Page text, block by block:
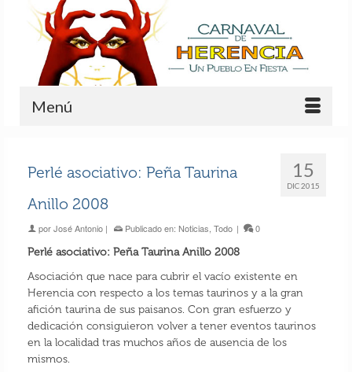
Menú
15
DIC 2015
Perlé asociativo: Peña Taurina
Anillo 2008
porJosé Antonio| Publicado en: Noticias, Todo | 0
Perlé asociativo: Peña Taurina Anillo 2008
Asociación que nace para cubrir el vacío existente en
Herencia con respecto a los temas taurinos y a la gran
afición taurina de sus paisanos. Con gran esfuerzo y
dedicación consiguieron volver a tener eventos taurinos
en la localidad tras muchos años de ausencia de los
mismos.